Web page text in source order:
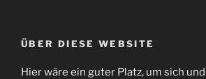
ÜBER DIESE WEBSITE
Hier wäre ein guter Platz, um sich